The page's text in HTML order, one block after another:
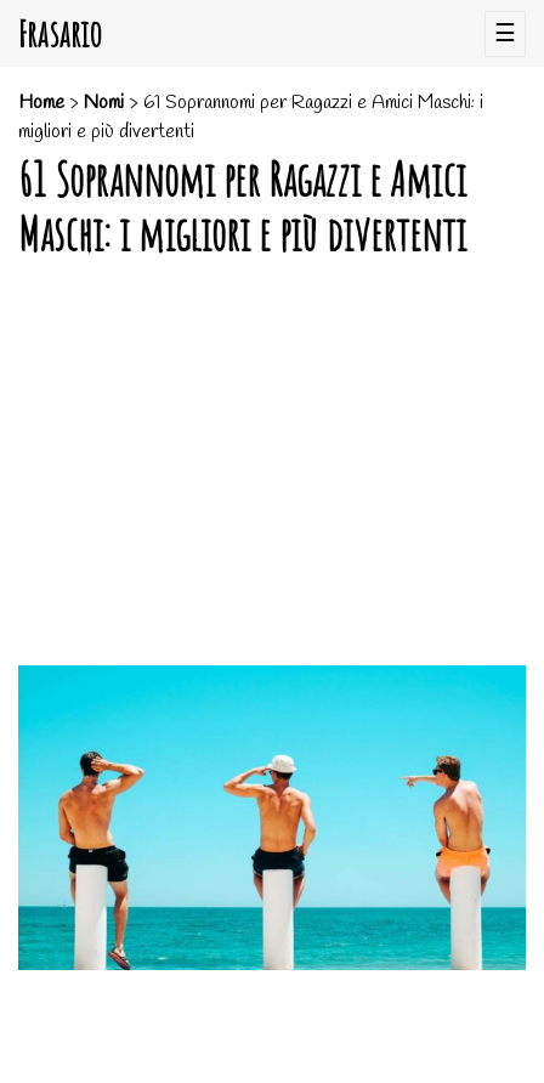
Frasario ☰
Home>Nomi > 61 Soprannomi per Ragazzi e Amici Maschi: i
migliori e più divertenti
61 Soprannomi per Ragazzi e Amici
Maschi: i migliori e più divertenti